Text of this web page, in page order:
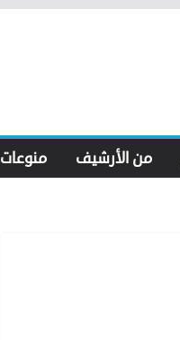
من الأرشيف منوعات